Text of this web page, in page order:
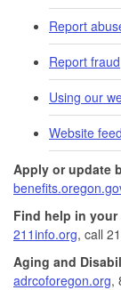
Report
Report fraud
Using our
Website
Apply or update
Find help in your
211info.org, call
Aging and
adrcoforegon.org,